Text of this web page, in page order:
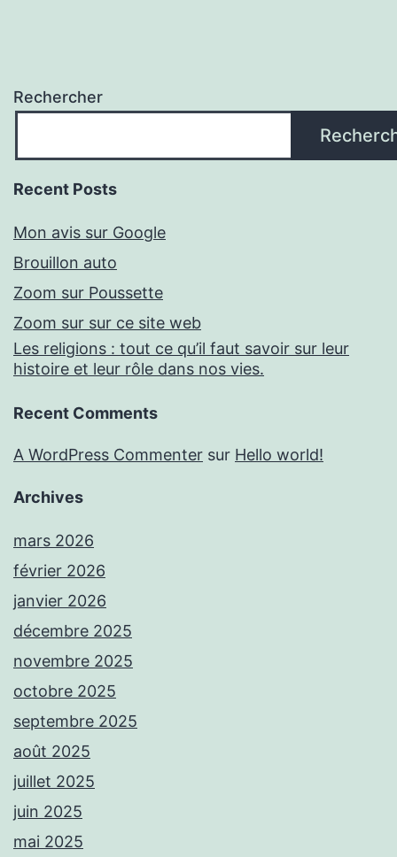
Rechercher
Recent Posts
Mon avis sur Google
Brouillon auto
Zoom sur Poussette
Zoom sur sur ce site web
Les religions : tout ce qu’il faut savoir sur leur
histoire et leur rôle dans nos vies.
Recent Comments
A WordPress Commenter sur Hello world!
Archives
mars 2026
février 2026
janvier 2026
décembre 2025
novembre 2025
octobre 2025
septembre 2025
août 2025
juillet 2025
juin 2025
mai 2025